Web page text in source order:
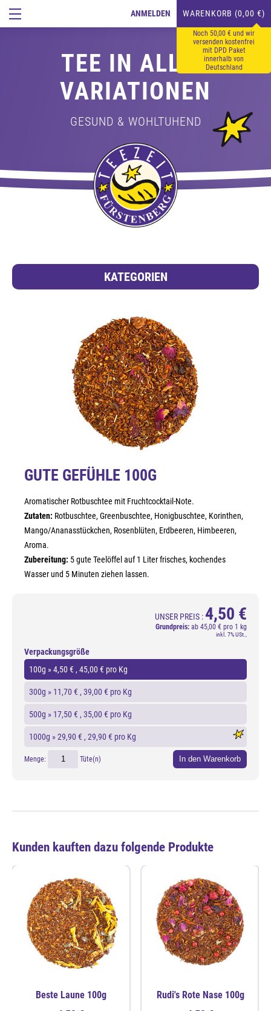
ANMELDEN WARENKORB (0,00 €)
Noch 50,00 € und wir
versenden kostenfrei
mit DPD Paket
innerhalb von
Deutschland
TEE IN ALLEN
VARIATIONEN
GESUND & WOHLTUHEND
KATEGORIEN
GUTE GEFÜHLE 100G
Aromatischer Rotbuschtee mit Fruchtcocktail-Note.
Zutaten: Rotbuschtee, Greenbuschtee, Honigbuschtee, Korinthen,
Mango/Ananasstückchen, Rosenblüten, Erdbeeren, Himbeeren,
Aroma.
Zubereitung: 5 gute Teelöffel auf 1 Liter frisches, kochendes
Wasser und 5 Minuten ziehen lassen.
UNSER PREIS : 4,50 €
Grundpreis: ab 45,00 € pro 1 kg
inkl. 7% USt.,
Verpackungsgröße
100g »4,50 € , 45,00 € pro Kg
300g » 11,70 € , 39,00 € pro Kg
500g » 17,50 € , 35,00 € pro Kg
1000g »29,90 € , 29,90 € pro Kg
Menge: Tüte(n) In den Warenkorb
Kunden kauften dazu folgende Produkte
Beste Laune 100g Rudi's Rote Nase 100g